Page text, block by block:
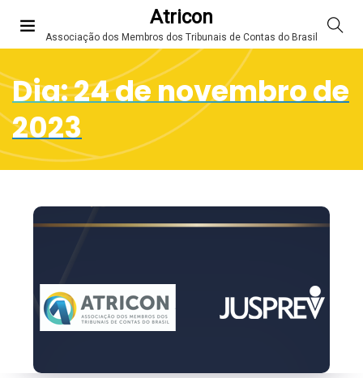
Atricon
Associação dos Membros dos Tribunais de Contas do Brasil
Dia:24 de novembro de
2023